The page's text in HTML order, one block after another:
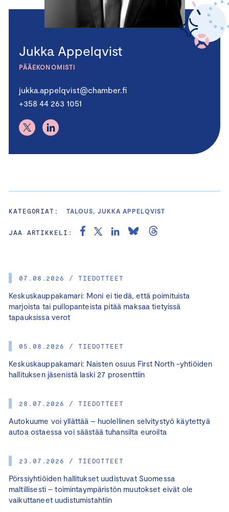
07.08.2026 / TIEDOTTEET
Keskuskauppakamari: Moni ei tiedä, että poimituista
marjoista tai pullopanteista pitää maksaa tietyissä
tapauksissa verot
05.08.2026 / TIEDOTTEET
Keskuskauppakamari: Naisten osuus First North -yhtiöiden
hallituksen jäsenistä laski 27 prosenttiin
28.07.2026 / TIEDOTTEET
Autokuume voi yllättää – huolellinen selvitystyö käytettyä
autoa ostaessa voi säästää tuhansilta euroilta
23.07.2026 / TIEDOTTEET
Pörssiyhtiöiden hallitukset uudistuvat Suomessa
maltillisesti – toimintaympäristön muutokset eivät ole
vaikuttaneet uudistumistahtiin
Jukka Appelqvist
PÄÄEKONOMISTI
jukka.appelqvist@chamber.fi
+358 44 263 1051
KATEGORIAT: TALOUS, JUKKA APPELQVIST
JAA ARTIKKELI: